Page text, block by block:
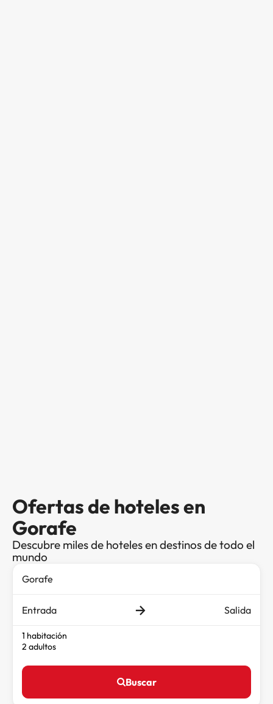
Ofertas de hoteles en
Gorafe
Descubre miles de hoteles en destinos de todo el
mundo
Entrada Salida
1 habitación
2 adultos
Buscar